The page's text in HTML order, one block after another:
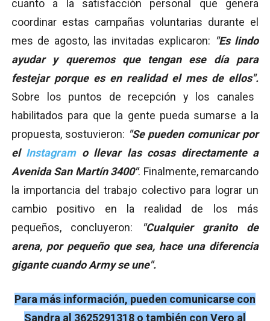
cuanto a la satisfacción personal que genera
coordinar estas campañas voluntarias durante el
mes de agosto, las invitadas explicaron: "Es lindo
ayudar y queremos que tengan ese día para
festejar porque es en realidad el mes de ellos".
Sobre los puntos de recepción y los canales
habilitados para que la gente pueda sumarse a la
propuesta, sostuvieron: "Se pueden comunicar por
el Instagramo llevar las cosas directamente a
Avenida San Martín 3400". Finalmente, remarcando
la importancia del trabajo colectivo para lograr un
cambio positivo en la realidad de los más
pequeños, concluyeron:
"Cualquier granito de
arena, por pequeño que sea, hace una diferencia
gigante cuando Army se une".
Para más información, pueden comunicarse con
Sandra al 3625291318 o también con Vero al